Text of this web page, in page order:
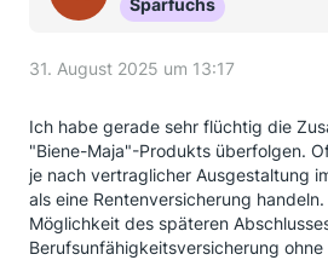
Sparfuchs
31. August 2025 um 13:17
Ich habe gerade sehr flüchtig die
"Biene-Maja"-Produkts überfolgen.
je nach vertraglicher Ausgestaltung
als eine Rentenversicherung
Möglichkeit des späteren
Berufsunfähigkeitsversicherung ohne